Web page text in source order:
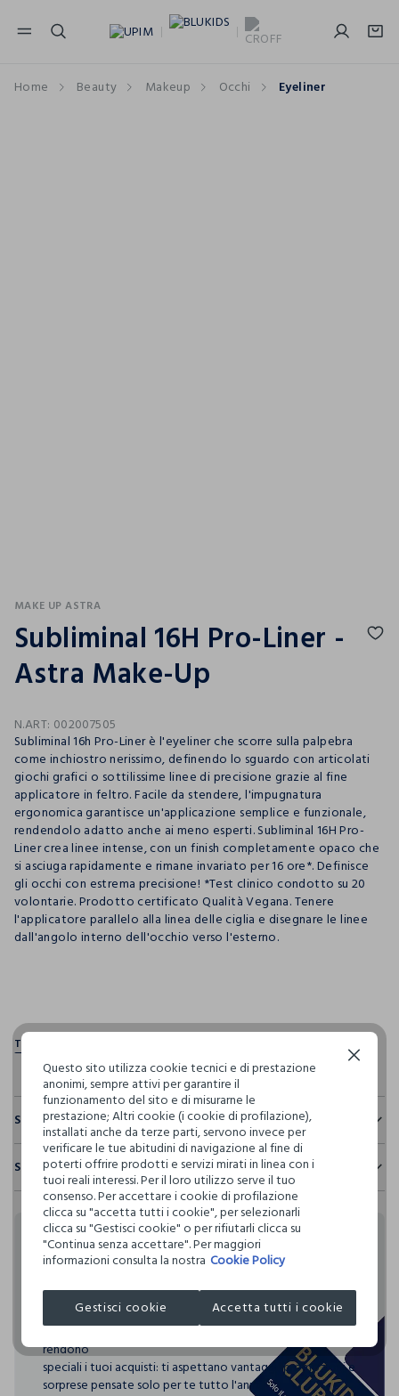
NAVIGATION.ARIA.GOTOMAINCONTENT
Home Beauty Makeup Occhi Eyeliner
MAKE UP ASTRA
Subliminal 16H Pro-Liner -
Astra Make-Up
N.ART: 002007505
Subliminal 16h Pro-Liner è l'eyeliner che scorre sulla palpebra
come inchiostro nerissimo, definendo lo sguardo con articolati
giochi grafici o sottilissime linee di precisione grazie al fine
applicatore in feltro. Facile da stendere, l'impugnatura
ergonomica garantisce un'applicazione semplice e funzionale,
rendendolo adatto anche ai meno esperti. Subliminal 16H Pro-
Liner crea linee intense, con un finish completamente opaco che
si asciuga rapidamente e rimane invariato per 16 ore*. Definisce
gli occhi con estrema precisione! *Test clinico condotto su 20
volontarie. Prodotto certificato Qualità Vegana. Tenere
l'applicatore parallelo alla linea delle ciglia e disegnare le linee
dall'angolo interno dell'occhio verso l'esterno.
Sostenibilità e trasparenza
Sicurezza
Il 100% dei nostri articoli viene sottoposto a test chimico-
fisici, per verificarne il rispetto dei limiti che abbiamo
definito per l’uso di sostanze chimiche, talvolta anche più
restrittivi rispetto a quelli previsti dalla normativa
internazionale.
Clicca qui per vedere i dettagli
I nostri fornitori
Spedizione e resi
Hai fino a 30 giorni dalla consegna del tuo ordine online per
cambiare idea e restituire i prodotti che hai acquistato.
Rendi speciali i tuoi
acquisti
Blukids card e Blukids Club sono le carte fedeltà che
rendono
speciali i tuoi acquisti: ti aspettano vantaggi, promozioni e
sorprese pensate solo per te tutto l'anno!
Questo sito utilizza cookie tecnici e di prestazione
anonimi, sempre attivi per garantire il
funzionamento del sito e di misurarne le
prestazione; Altri cookie (i cookie di profilazione),
installati anche da terze parti, servono invece per
verificare le tue abitudini di navigazione al fine di
poterti offrire prodotti e servizi mirati in linea con i
tuoi reali interessi. Per il loro utilizzo serve il tuo
consenso. Per accettare i cookie di profilazione
clicca su "accetta tutti i cookie", per selezionarli
clicca su "Gestisci cookie" o per rifiutarli clicca su
"Continua senza accettare". Per maggiori
informazioni consulta la nostra Cookie Policy
Gestisci cookie Accetta tutti i cookie
Continua senza accettare